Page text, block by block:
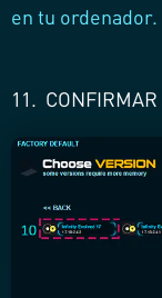
en tu ordenador.
11. CONFIRMAR